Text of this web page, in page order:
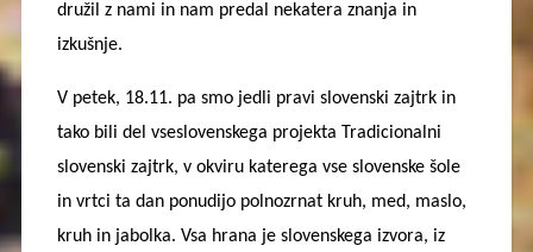
družil z nami in nam predal nekatera znanja in
izkušnje.
V petek, 18.11. pa smo jedli pravi slovenski zajtrk in
tako bili del vseslovenskega projekta Tradicionalni
slovenski zajtrk, v okviru katerega vse slovenske šole
in vrtci ta dan ponudijo polnozrnat kruh, med, maslo,
kruh in jabolka. Vsa hrana je slovenskega izvora, iz